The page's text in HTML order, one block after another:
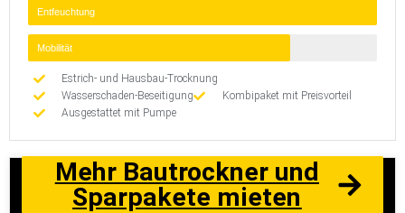
Entfeuchtung
Mobilität
Estrich- und Hausbau-Trocknung
Wasserschaden-Beseitigung
Kombipaket mit Preisvorteil
Ausgestattet mit Pumpe
Mehr Bautrockner und
Sparpakete mieten